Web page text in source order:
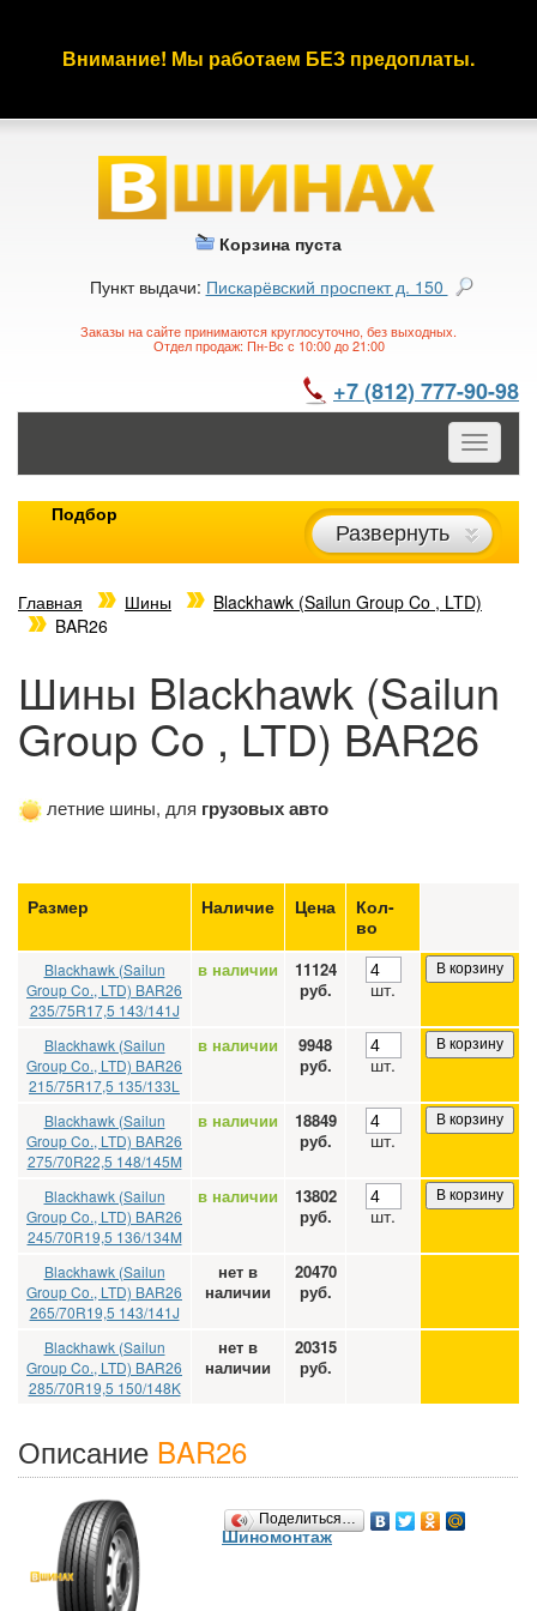
Внимание! Мы работаем БЕЗ предоплаты.
Корзина пуста
Пункт выдачи: Пискарёвский проспект д. 150
Заказы на сайте принимаются круглосуточно, без выходных.
Отдел продаж: Пн-Вс с 10:00 до 21:00
+7 (812) 777-90-98
Toggle
Подбор
Развернуть
Главная Шины
Blackhawk (Sailun Group Co , LTD)
BAR26
Шины Blackhawk (Sailun
Group Co , LTD) BAR26
летние шины, для грузовых авто
Размер Наличие Цена
Кол-
во
Blackhawk (Sailun
Group Co., LTD) BAR26
235/75R17,5 143/141J
в наличии
11124
руб.
шт.
В корзину
Blackhawk (Sailun
Group Co., LTD) BAR26
215/75R17,5 135/133L
в наличии
9948
руб.
шт.
В корзину
Blackhawk (Sailun
Group Co., LTD) BAR26
275/70R22,5 148/145M
в наличии
18849
руб.
шт.
В корзину
Blackhawk (Sailun
Group Co., LTD) BAR26
245/70R19,5 136/134M
в наличии
13802
руб.
шт.
В корзину
Blackhawk (Sailun
Group Co., LTD) BAR26
265/70R19,5 143/141J
нет в
наличии
20470
руб.
Blackhawk (Sailun
Group Co., LTD) BAR26
285/70R19,5 150/148K
нет в
наличии
20315
руб.
Описание BAR26
Поделиться…
Шиномонтаж